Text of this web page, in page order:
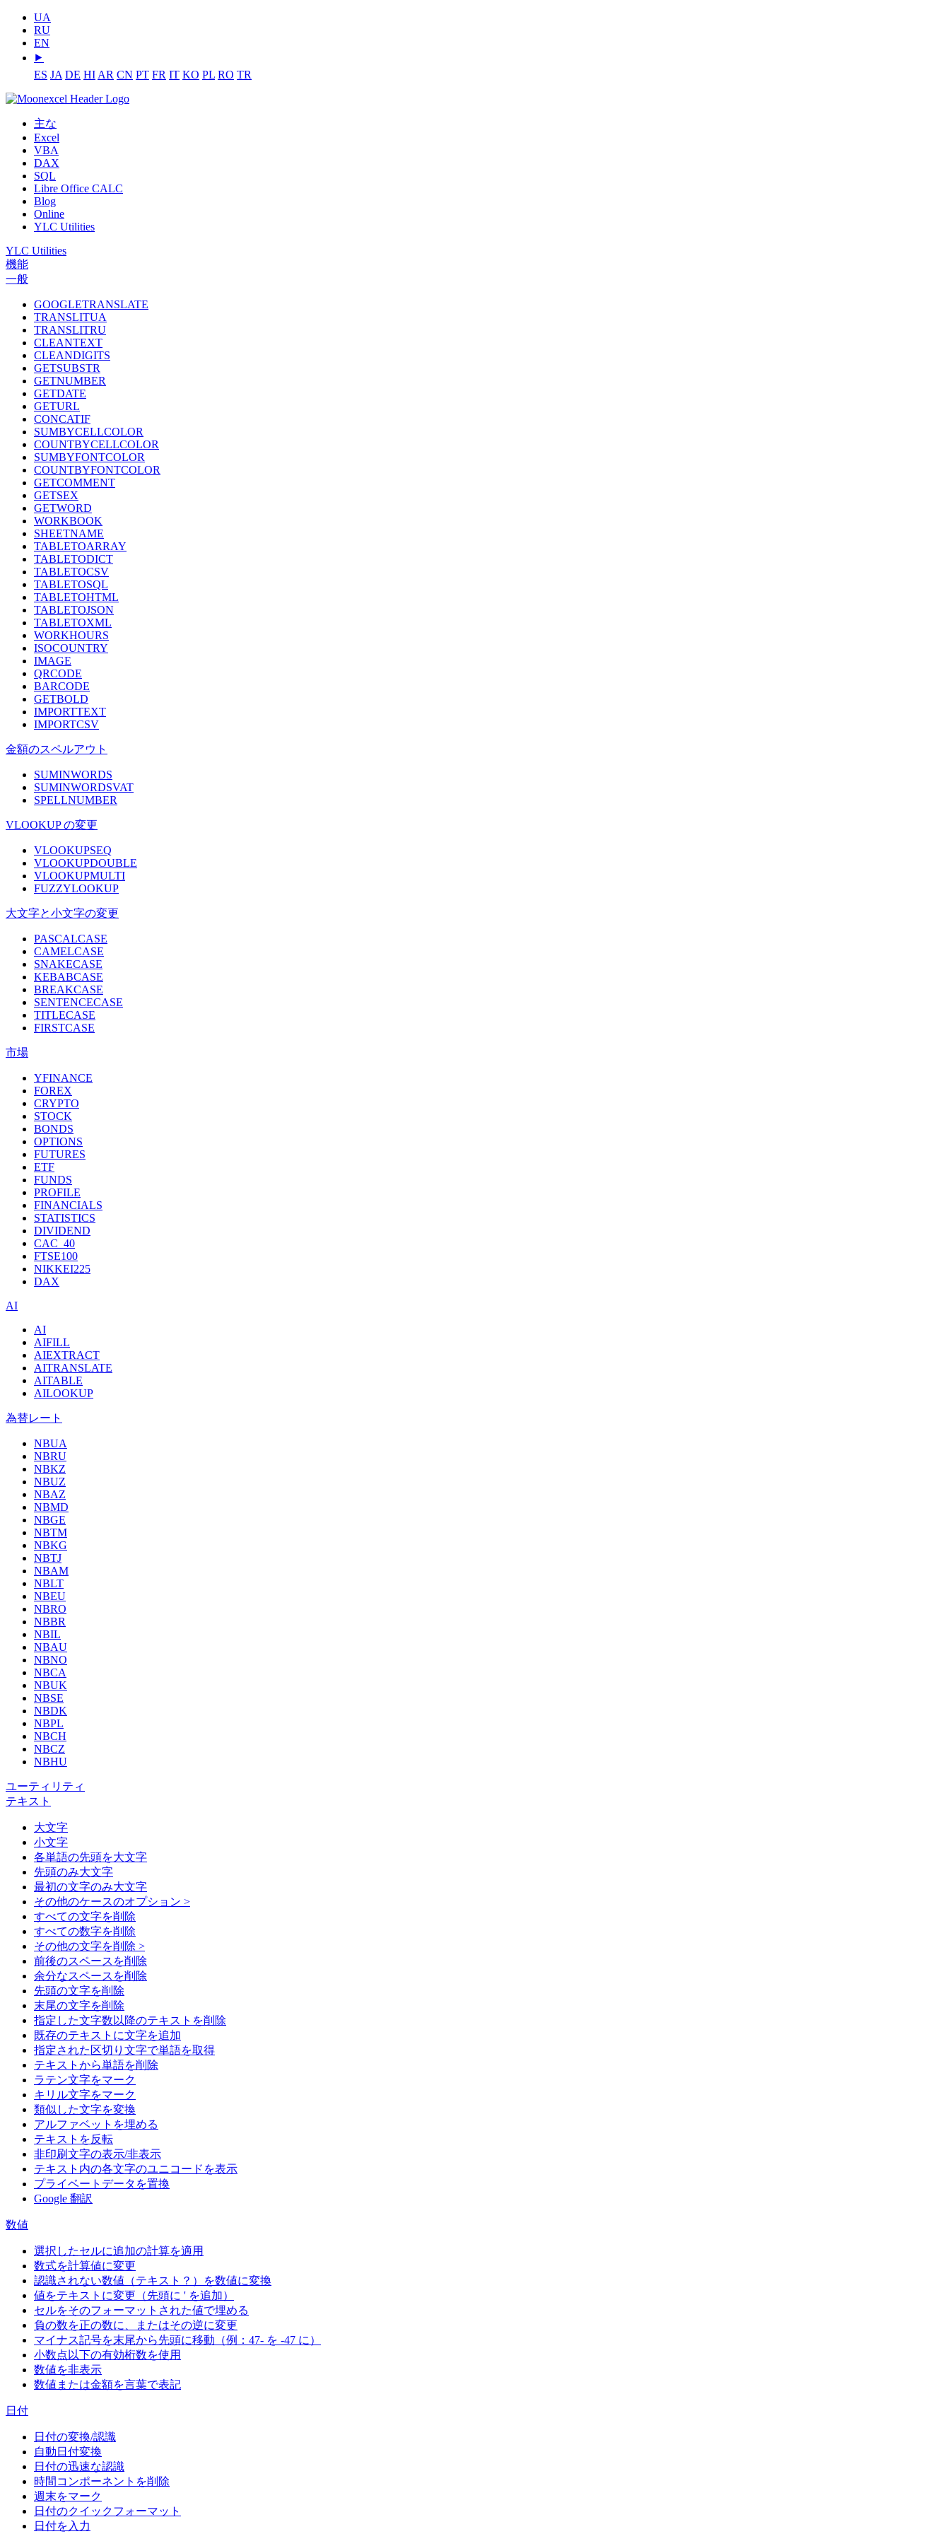
UA
RU
EN
⯈
ES JA DE HI AR CN PT FR IT KO PL RO TR
主な
Excel
VBA
DAX
SQL
Libre Office CALC
Blog
Online
YLC Utilities
YLC Utilities
機能
一般
GOOGLETRANSLATE
TRANSLITUA
TRANSLITRU
CLEANTEXT
CLEANDIGITS
GETSUBSTR
GETNUMBER
GETDATE
GETURL
CONCATIF
SUMBYCELLCOLOR
COUNTBYCELLCOLOR
SUMBYFONTCOLOR
COUNTBYFONTCOLOR
GETCOMMENT
GETSEX
GETWORD
WORKBOOK
SHEETNAME
TABLETOARRAY
TABLETODICT
TABLETOCSV
TABLETOSQL
TABLETOHTML
TABLETOJSON
TABLETOXML
WORKHOURS
ISOCOUNTRY
IMAGE
QRCODE
BARCODE
GETBOLD
IMPORTTEXT
IMPORTCSV
金額のスペルアウト
SUMINWORDS
SUMINWORDSVAT
SPELLNUMBER
VLOOKUP の変更
VLOOKUPSEQ
VLOOKUPDOUBLE
VLOOKUPMULTI
FUZZYLOOKUP
大文字と小文字の変更
PASCALCASE
CAMELCASE
SNAKECASE
KEBABCASE
BREAKCASE
SENTENCECASE
TITLECASE
FIRSTCASE
市場
YFINANCE
FOREX
CRYPTO
STOCK
BONDS
OPTIONS
FUTURES
ETF
FUNDS
PROFILE
FINANCIALS
STATISTICS
DIVIDEND
CAC_40
FTSE100
NIKKEI225
DAX
AI
AI
AIFILL
AIEXTRACT
AITRANSLATE
AITABLE
AILOOKUP
為替レート
NBUA
NBRU
NBKZ
NBUZ
NBAZ
NBMD
NBGE
NBTM
NBKG
NBTJ
NBAM
NBLT
NBEU
NBRO
NBBR
NBIL
NBAU
NBNO
NBCA
NBUK
NBSE
NBDK
NBPL
NBCH
NBCZ
NBHU
ユーティリティ
テキスト
大文字
小文字
各単語の先頭を大文字
先頭のみ大文字
最初の文字のみ大文字
その他のケースのオプション >
すべての文字を削除
すべての数字を削除
その他の文字を削除 >
前後のスペースを削除
余分なスペースを削除
先頭の文字を削除
末尾の文字を削除
指定した文字数以降のテキストを削除
既存のテキストに文字を追加
指定された区切り文字で単語を取得
テキストから単語を削除
ラテン文字をマーク
キリル文字をマーク
類似した文字を変換
アルファベットを埋める
テキストを反転
非印刷文字の表示/非表示
テキスト内の各文字のユニコードを表示
プライベートデータを置換
Google 翻訳
数値
選択したセルに追加の計算を適用
数式を計算値に変更
認識されない数値（テキスト？）を数値に変換
値をテキストに変更（先頭に ' を追加）
セルをそのフォーマットされた値で埋める
負の数を正の数に、またはその逆に変更
マイナス記号を末尾から先頭に移動（例：47- を -47 に）
小数点以下の有効桁数を使用
数値を非表示
数値または金額を言葉で表記
日付
日付の変換/認識
自動日付変換
日付の迅速な認識
時間コンポーネントを削除
週末をマーク
日付のクイックフォーマット
日付を入力